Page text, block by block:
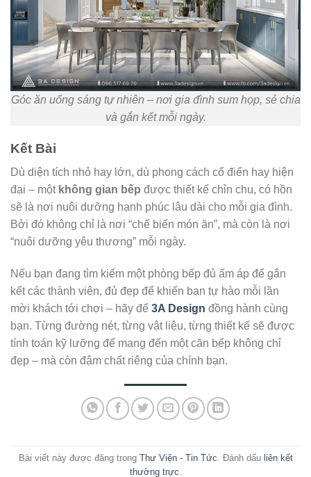
Góc ăn uống sáng tự nhiên – nơi gia đình sum họp, sẻ chia
và gắn kết mỗi ngày.
Kết Bài
Dù diện tích nhỏ hay lớn, dù phong cách cổ điển hay hiện
đại – một không gian bếp được thiết kế chỉn chu, có hồn
sẽ là nơi nuôi dưỡng hạnh phúc lâu dài cho mỗi gia đình.
Bởi đó không chỉ là nơi “chế biến món ăn”, mà còn là nơi
“nuôi dưỡng yêu thương” mỗi ngày.
Nếu bạn đang tìm kiếm một phòng bếp đủ ấm áp để gắn
kết các thành viên, đủ đẹp để khiến bạn tự hào mỗi lần
mời khách tới chơi – hãy để 3A Design đồng hành cùng
bạn. Từng đường nét, từng vật liệu, từng thiết kế sẽ được
tính toán kỹ lưỡng để mang đến một căn bếp không chỉ
đẹp – mà còn đậm chất riêng của chính bạn.
Bài viết này được đăng trong Thư Viện - Tin Tức . Đánh dấu liên kết
thường trực